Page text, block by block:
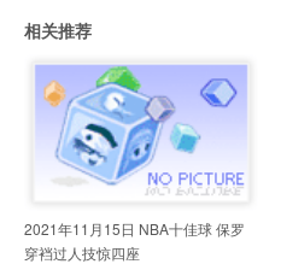
相关推荐
2021年11月15日 NBA十佳球 保罗
穿裆过人技惊四座